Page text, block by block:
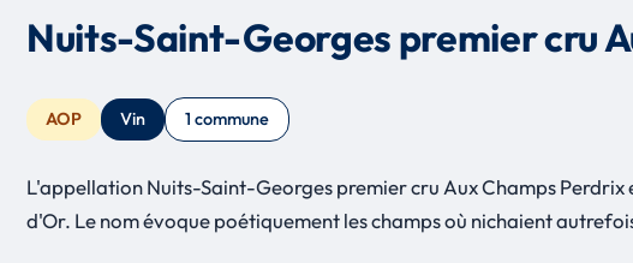
Nuits-Saint-Georges premier cru
AOP Vin 1 commune
L'appellation Nuits-Saint-Georges premier cru Aux Champs
d'Or. Le nom évoque poétiquement les champs où nichaient